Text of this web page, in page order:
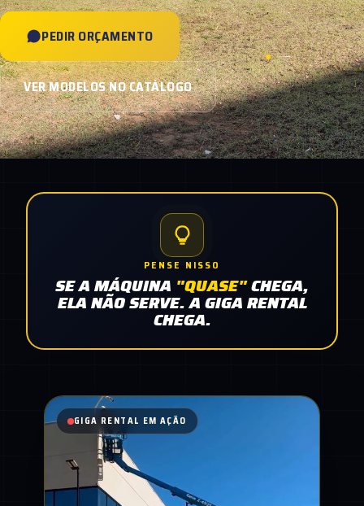
PEDIR ORÇAMENTO
VER MODELOS NO CATÁLOGO
PENSE NISSO
SE A MÁQUINA "QUASE"CHEGA,
ELA NÃO SERVE. A GIGA RENTAL
CHEGA.
GIGA RENTAL EM AÇÃO